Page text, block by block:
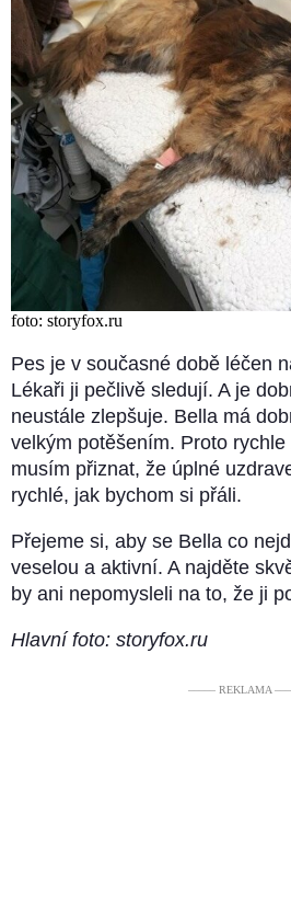
foto: storyfox.ru
Pes je v současné době léčen
Lékaři ji pečlivě sledují. A je
neustále zlepšuje. Bella má
velkým potěšením. Proto
musím přiznat, že úplné
rychlé, jak bychom si přáli.
Přejeme si, aby se Bella co
veselou a aktivní. A najděte
by ani nepomysleli na to, že ji
Hlavní foto: storyfox.ru
––––– REKLAMA